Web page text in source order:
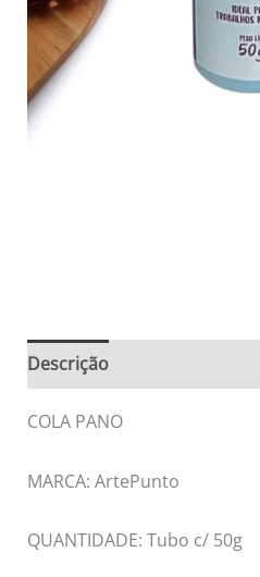
Descrição
COLA PANO
MARCA: ArtePunto
QUANTIDADE: Tubo c/ 50g